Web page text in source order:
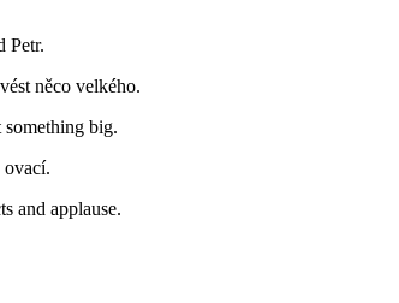
Petr.
něco velkého.
big.
ovací.
and applause.